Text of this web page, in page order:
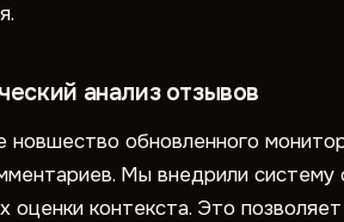
анализ отзывов
новшество обновленного
Мы внедрили систему
оценки контекста. Это